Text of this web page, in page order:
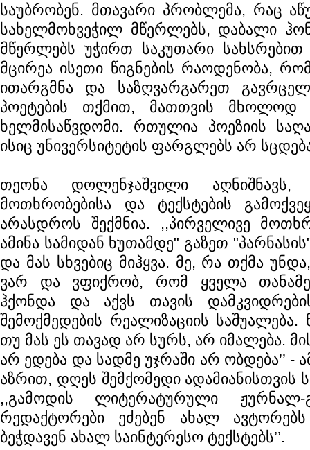
საუბრობენ. მთავარი პრობლემა, რაც
სახელმოხვეჭილ მწერლებს, დაბალი
მწერლებს უჭირთ საკუთარი სახსრებით
მცირეა ისეთი წიგნების რაოდენობა,
ითარგმნა და საზღვარგარეთ
პოეტების თქმით, მათთვის მხოლოდ
ხელმისაწვდომი. რთულია პოეზიის
ისიც უნივერსიტეტის ფარგლებს არ
თეონა დოლენჯაშვილი
მოთხრობებისა და ტექსტების
არასდროს შექმნია. ,,პირველივე
ამინა სამიდან ხუთამდე" გაზეთ
და მას სხვებიც მიჰყვა. მე, რა თქმა
ვარ და ვფიქრობ, რომ ყველა
ჰქონდა და აქვს თავის
შემოქმედების რეალიზაციის საშუალება.
თუ მას ეს თავად არ სურს, არ იმალება.
არ ედება და სადმე უჯრაში არ ობდება’’ -
აზრით, დღეს შემქომედი ადამიანისთვის
,,გამოდის ლიტერატურული ჟურნალ-
რედაქტორები ეძებენ ახალ
ბეჭდავენ ახალ საინტერესო ტექსტებს’’.